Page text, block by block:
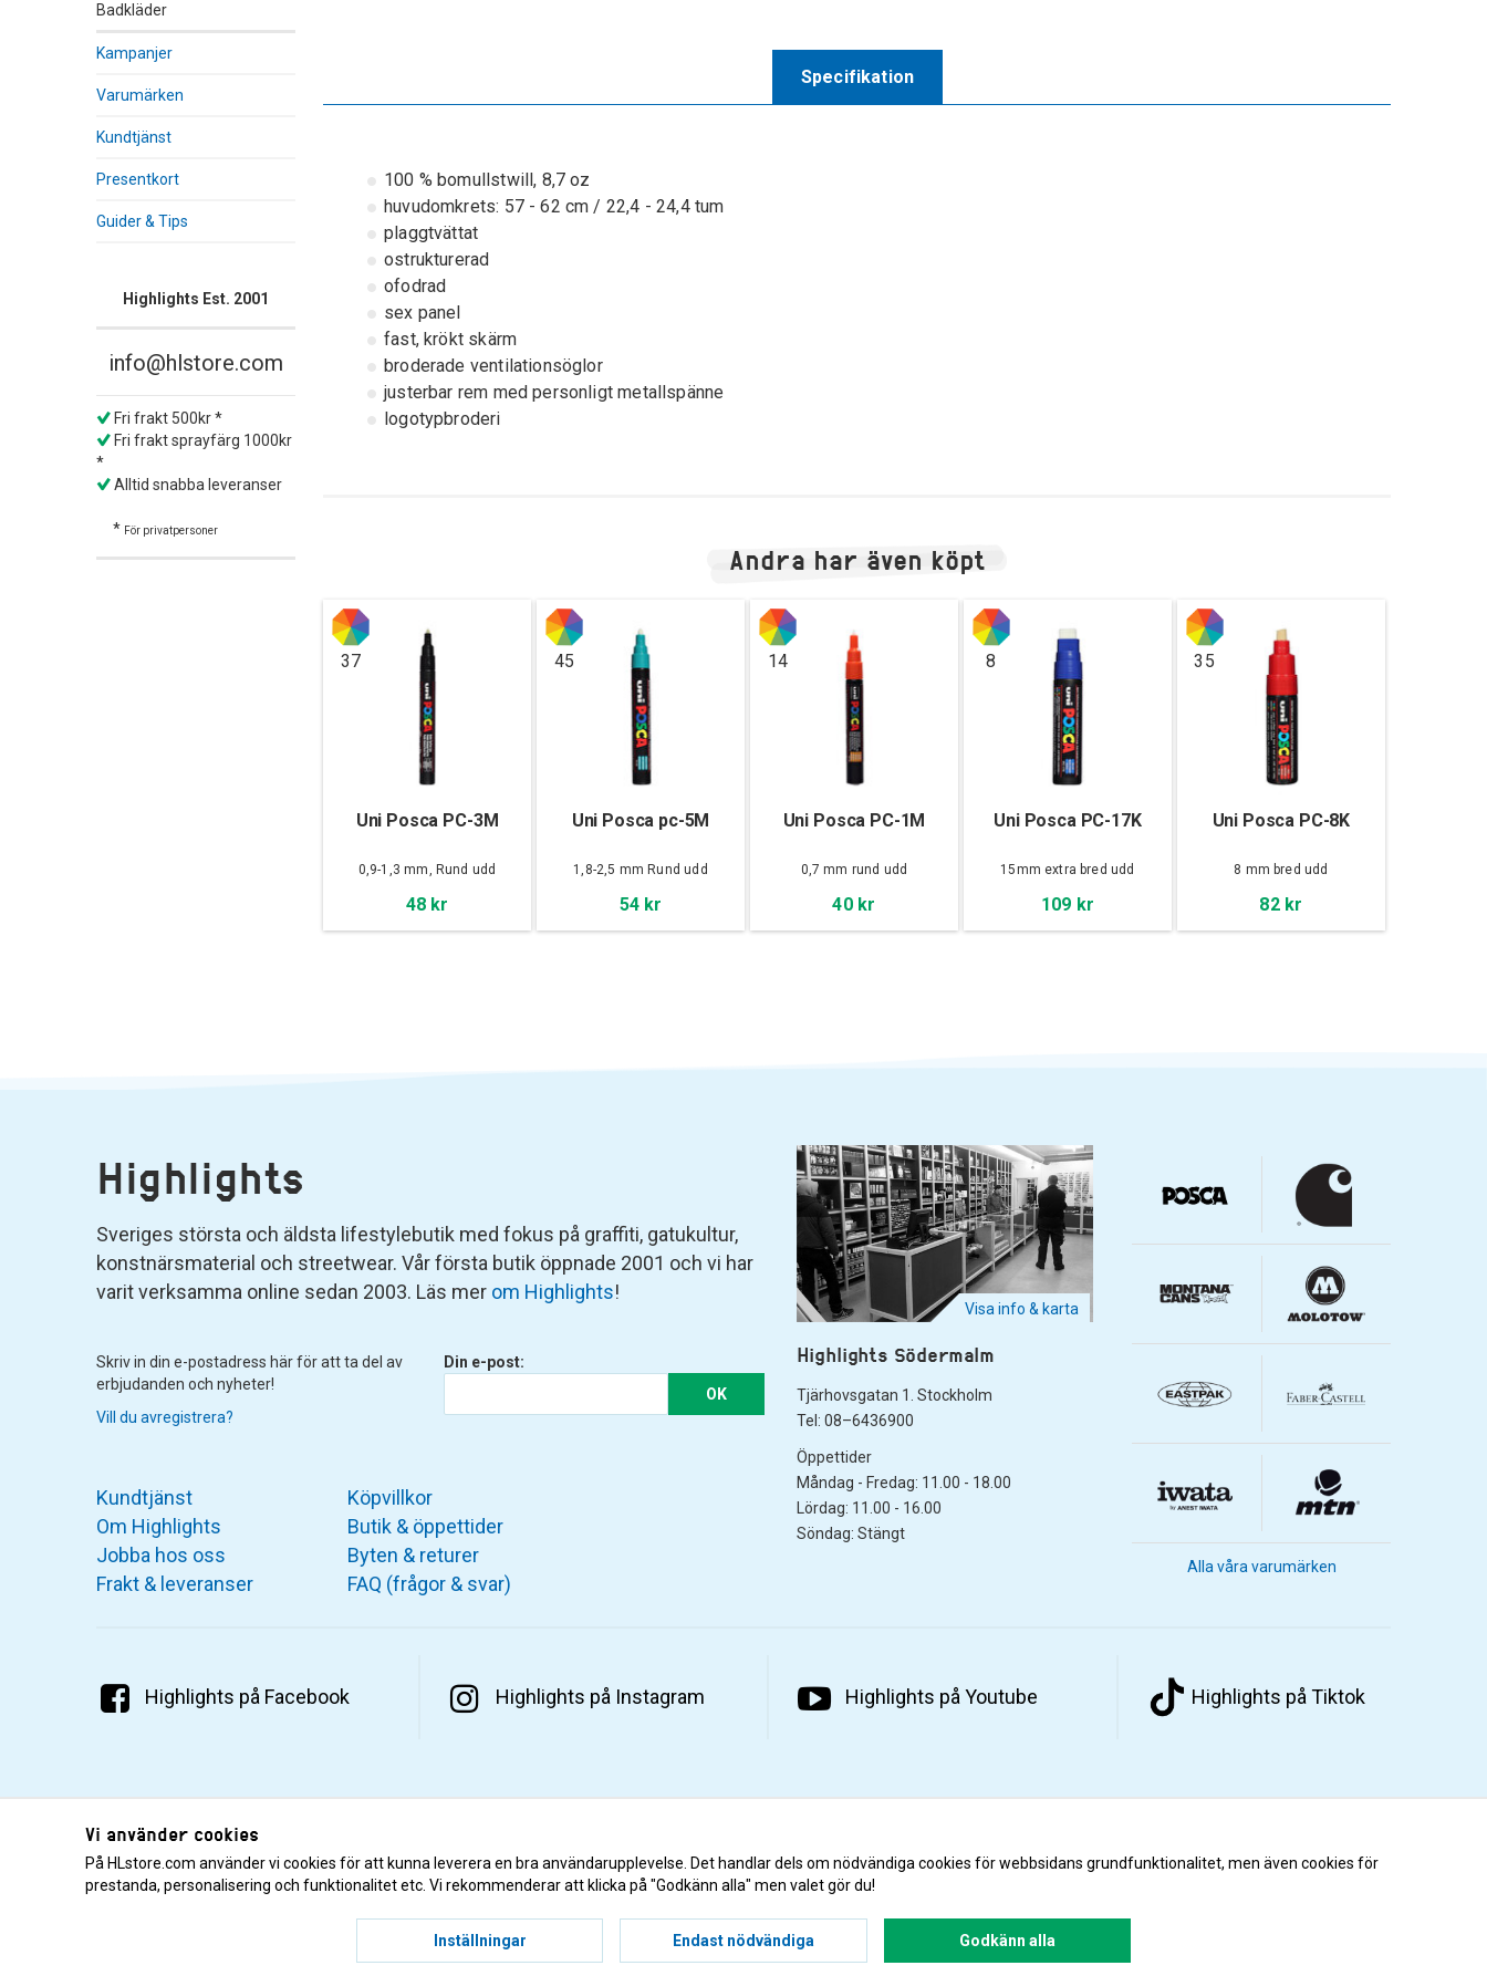
Badkläder
Kampanjer
Varumärken
Kundtjänst
Presentkort
Guider & Tips
Highlights Est. 2001
info@hlstore.com
Fri frakt 500kr *
Fri frakt sprayfärg 1000kr
*
Alltid snabba leveranser
* För privatpersoner
Specifikation
100 % bomullstwill, 8,7 oz
huvudomkrets: 57 - 62 cm / 22,4 - 24,4 tum
plaggtvättat
ostrukturerad
ofodrad
sex panel
fast, krökt skärm
broderade ventilationsöglor
justerbar rem med personligt metallspänne
logotypbroderi
Andra har även köpt
37
Uni Posca PC-3M
0,9-1,3 mm, Rund udd
48 kr
45
Uni Posca pc-5M
1,8-2,5 mm Rund udd
54 kr
14
Uni Posca PC-1M
0,7 mm rund udd
40 kr
8
Uni Posca PC-17K
15mm extra bred udd
109 kr
35
Uni Posca PC-8K
8 mm bred udd
82 kr
Highlights
Sveriges största och äldsta lifestylebutik med fokus på graffiti, gatukultur,
konstnärsmaterial och streetwear. Vår första butik öppnade 2001 och vi har
varit verksamma online sedan 2003. Läs mer om Highlights!
Skriv in din e-postadress här för att ta del av
erbjudanden och nyheter!
Vill du avregistrera?
Din e-post:
OK
Visa info & karta
Highlights Södermalm
Tjärhovsgatan 1. Stockholm
Tel: 08–6436900
Öppettider
Måndag - Fredag: 11.00 - 18.00
Lördag: 11.00 - 16.00
Söndag: Stängt
Kundtjänst
Om Highlights
Jobba hos oss
Frakt & leveranser
Köpvillkor
Butik & öppettider
Byten & returer
FAQ (frågor & svar)
Alla våra varumärken
Highlights på Facebook Highlights på Instagram Highlights på Youtube Highlights på Tiktok
© 2001–2026 Highlights/KR Distribution AB.
Vi använder cookies
På HLstore.com använder vi cookies för att kunna leverera en bra användarupplevelse. Det handlar dels om nödvändiga cookies för webbsidans grundfunktionalitet, men även cookies för
prestanda, personalisering och funktionalitet etc. Vi rekommenderar att klicka på "Godkänn alla" men valet gör du!
Inställningar Endast nödvändiga Godkänn alla